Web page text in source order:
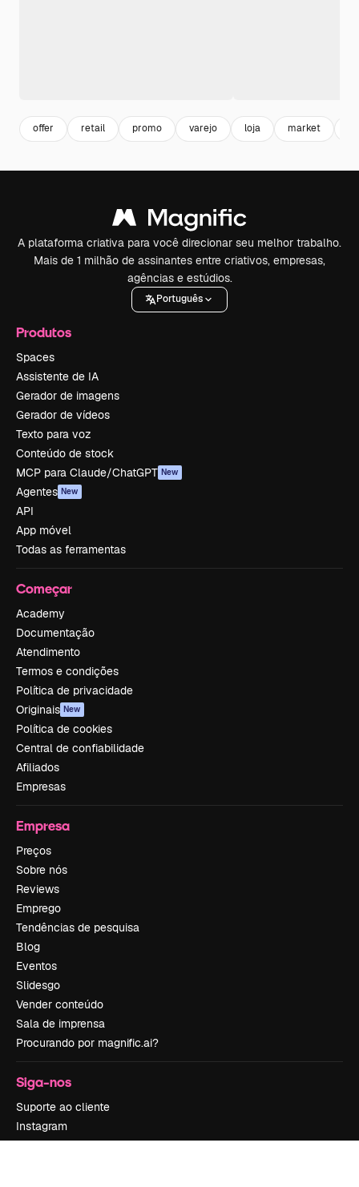
offer retail promo varejo loja market
A plataforma criativa para você direcionar seu melhor trabalho.
Mais de 1 milhão de assinantes entre criativos, empresas,
agências e estúdios.
Português
Produtos
Spaces
Assistente de IA
Gerador de imagens
Gerador de vídeos
Texto para voz
Conteúdo de stock
MCP para Claude/ChatGPT New
Agentes New
API
App móvel
Todas as ferramentas
Começar
Academy
Documentação
Atendimento
Termos e condições
Política de privacidade
Originais New
Política de cookies
Central de confiabilidade
Afiliados
Empresas
Empresa
Preços
Sobre nós
Reviews
Emprego
Tendências de pesquisa
Blog
Eventos
Slidesgo
Vender conteúdo
Sala de imprensa
Procurando por magnific.ai?
Siga-nos
Suporte ao cliente
Instagram
YouTube